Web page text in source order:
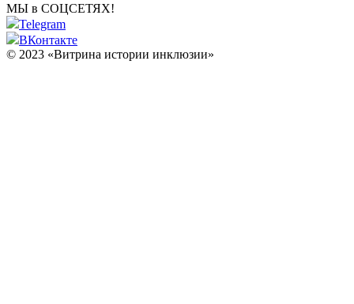
МЫ в СОЦСЕТЯХ!
Telegram
ВКонтакте
© 2023 «Витрина истории инклюзии»